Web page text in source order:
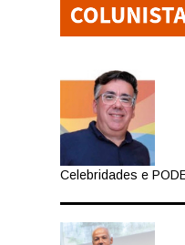
Celebridades e